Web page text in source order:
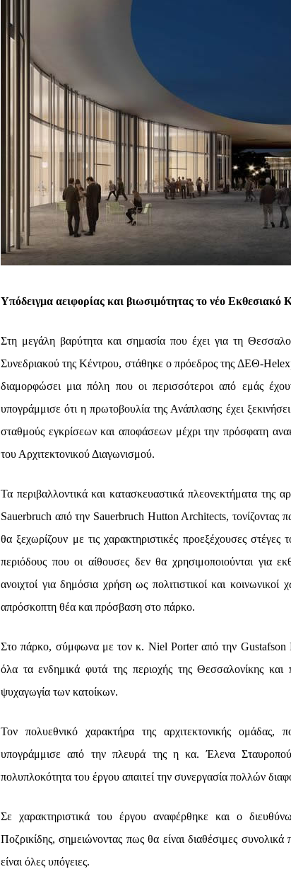
Υπόδειγμα αειφορίας και βιωσιμότητας το νέο Εκθεσιακό
Στη μεγάλη βαρύτητα και σημασία που έχει για τη
Συνεδριακού της Κέντρου, στάθηκε ο πρόεδρος της ΔΕΘ-
διαμορφώσει μια πόλη που οι περισσότεροι από εμάς
υπογράμμισε ότι η πρωτοβουλία της Ανάπλασης έχει
σταθμούς εγκρίσεων και αποφάσεων μέχρι την πρόσφατη
του Αρχιτεκτονικού Διαγωνισμού.
Τα περιβαλλοντικά και κατασκευαστικά πλεονεκτήματα της
Sauerbruch από την Sauerbruch Hutton Architects, τονίζοντας
θα ξεχωρίζουν με τις χαρακτηριστικές προεξέχουσες
περιόδους που οι αίθουσες δεν θα χρησιμοποιούνται για
ανοιχτοί για δημόσια χρήση ως πολιτιστικοί και κοινωνικοί
απρόσκοπτη θέα και πρόσβαση στο πάρκο.
Στο πάρκο, σύμφωνα με τον κ. Niel Porter από την
όλα τα ενδημικά φυτά της περιοχής της Θεσσαλονίκης
ψυχαγωγία των κατοίκων.
Τον πολυεθνικό χαρακτήρα της αρχιτεκτονικής
υπογράμμισε από την πλευρά της η κα. Έλενα
πολυπλοκότητα του έργου απαιτεί την συνεργασία πολλών
Σε χαρακτηριστικά του έργου αναφέρθηκε και ο
Ποζρικίδης, σημειώνοντας πως θα είναι διαθέσιμες
είναι όλες υπόγειες.